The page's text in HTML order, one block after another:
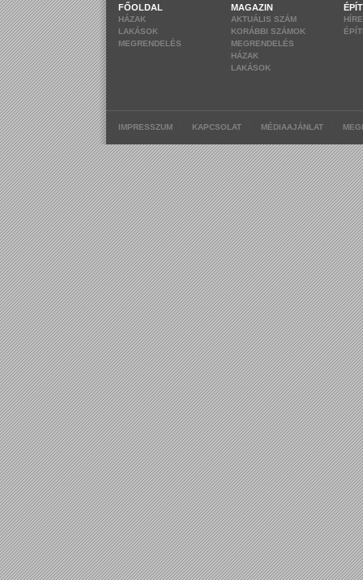
FŐOLDAL
HÁZAK
LAKÁSOK
MEGRENDELÉS
MAGAZIN
AKTUÁLIS SZÁM
KORÁBBI SZÁMOK
MEGRENDELÉS
HÁZAK
LAKÁSOK
IMPRESSZUM KAPCSOLAT MÉDIAAJÁNLAT